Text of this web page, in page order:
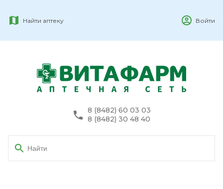
Найти аптеку Войти
8 (8482) 60 03 03
8 (8482) 30 48 40